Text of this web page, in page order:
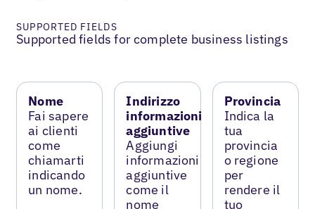
SUPPORTED FIELDS
Supported fields for complete business listings
Nome
Fai sapere
ai clienti
come
chiamarti
indicando
un nome.
Indirizzo
informazioni
aggiuntive
Aggiungi
informazioni
aggiuntive
come il
nome
Provincia
Indica la
tua
provincia
o regione
per
rendere il
tuo